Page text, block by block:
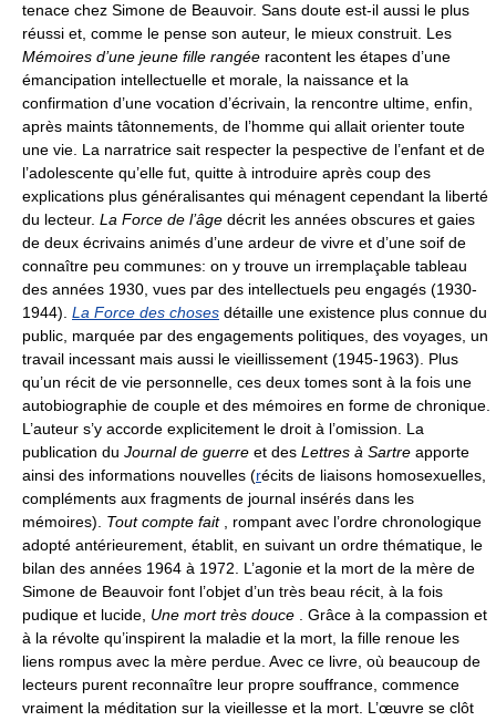
tenace chez Simone de Beauvoir. Sans doute est-il aussi le plus
réussi et, comme le pense son auteur, le mieux construit. Les
Mémoires d’une jeune fille rangée racontent les étapes d’une
émancipation intellectuelle et morale, la naissance et la
confirmation d’une vocation d’écrivain, la rencontre ultime, enfin,
après maints tâtonnements, de l’homme qui allait orienter toute
une vie. La narratrice sait respecter la pespective de l’enfant et de
l’adolescente qu’elle fut, quitte à introduire après coup des
explications plus généralisantes qui ménagent cependant la liberté
du lecteur. La Force de l’âge décrit les années obscures et gaies
de deux écrivains animés d’une ardeur de vivre et d’une soif de
connaître peu communes: on y trouve un irremplaçable tableau
des années 1930, vues par des intellectuels peu engagés (1930-
1944). La Force des choses détaille une existence plus connue du
public, marquée par des engagements politiques, des voyages, un
travail incessant mais aussi le vieillissement (1945-1963). Plus
qu’un récit de vie personnelle, ces deux tomes sont à la fois une
autobiographie de couple et des mémoires en forme de chronique.
L’auteur s’y accorde explicitement le droit à l’omission. La
publication du Journal de guerre et des Lettres à Sartre apporte
ainsi des informations nouvelles (récits de liaisons homosexuelles,
compléments aux fragments de journal insérés dans les
mémoires). Tout compte fait, rompant avec l’ordre chronologique
adopté antérieurement, établit, en suivant un ordre thématique, le
bilan des années 1964 à 1972. L’agonie et la mort de la mère de
Simone de Beauvoir font l’objet d’un très beau récit, à la fois
pudique et lucide, Une mort très douce . Grâce à la compassion et
à la révolte qu’inspirent la maladie et la mort, la fille renoue les
liens rompus avec la mère perdue. Avec ce livre, où beaucoup de
lecteurs purent reconnaître leur propre souffrance, commence
vraiment la méditation sur la vieillesse et la mort. L’œuvre se clôt